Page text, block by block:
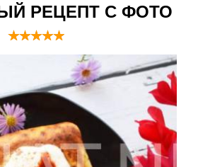
РЕЦЕПТ С ФОТО